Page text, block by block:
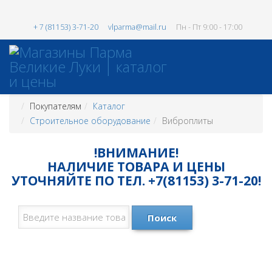
+ 7 (81153) 3-71-20 vlparma@mail.ru Пн - Пт 9:00 - 17:00
Покупателям
Каталог
Строительное оборудование
Виброплиты
!ВНИМАНИЕ!
НАЛИЧИЕ ТОВАРА И ЦЕНЫ
УТОЧНЯЙТЕ ПО ТЕЛ. +7(81153) 3-71-20!
Поиск